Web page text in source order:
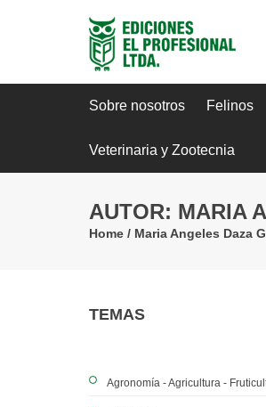
Sobre nosotros Felinos
Veterinaria y Zootecnia
AUTOR: MARIA
Home/ Maria Angeles Daza
TEMAS
Agronomía - Agricultura -